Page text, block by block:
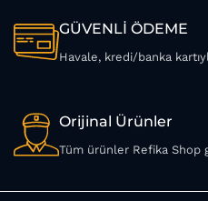
GÜVENLİ ÖDEME
Havale, kredi/banka
Orijinal Ürünler
Tüm ürünler Refika Shop